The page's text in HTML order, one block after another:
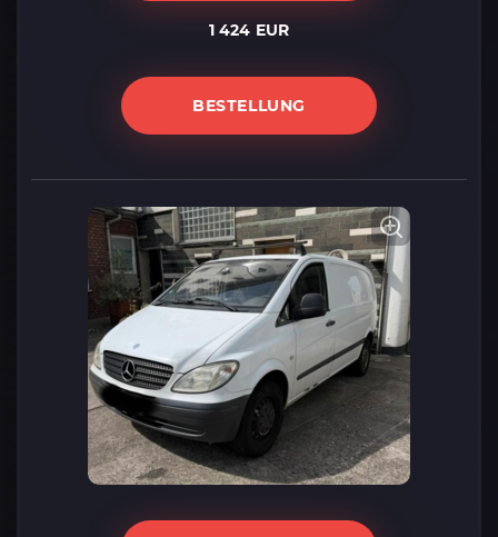
1 424 EUR
BESTELLUNG